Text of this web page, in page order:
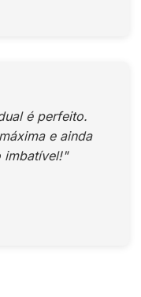
é perfeito.
e ainda
imbatível!"